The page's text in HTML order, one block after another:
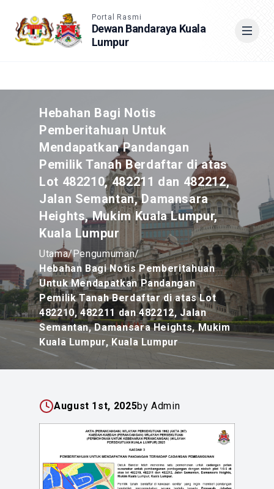
Portal Rasmi
Dewan Bandaraya Kuala
Lumpur
Hebahan Bagi Notis
Pemberitahuan Untuk
Mendapatkan Pandangan
Pemilik Tanah Berdaftar di atas
Lot 482210, 482211 dan 482212,
Jalan Semantan, Damansara
Heights, Mukim Kuala Lumpur,
Kuala Lumpur
Utama/Pengumuman/
Hebahan Bagi Notis Pemberitahuan
Untuk Mendapatkan Pandangan
Pemilik Tanah Berdaftar di atas Lot
482210, 482211 dan 482212, Jalan
Semantan, Damansara Heights, Mukim
Kuala Lumpur, Kuala Lumpur
August 1st, 2025by Admin